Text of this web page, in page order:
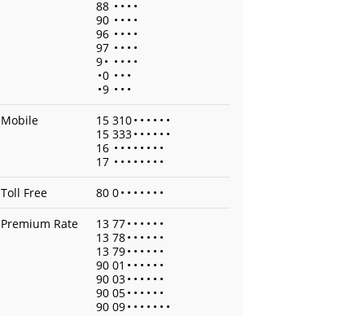
88 • • • •
90 • • • •
96 • • • •
97 • • • •
9• • • • •
•0 • • •
•9 • • •
Mobile
15 310• • • • • •
15 333• • • • • •
16 • • • • • • • •
17 • • • • • • • •
Toll Free
80 0• • • • • • •
Premium Rate
13 77• • • • • •
13 78• • • • • •
13 79• • • • • •
90 01 • • • • • •
90 03• • • • • •
90 05• • • • • •
90 09• • • • • • •